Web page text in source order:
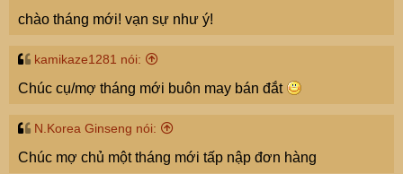
chào tháng mới! vạn sự như ý!
kamikaze1281 nói:
Chúc cụ/mợ tháng mới buôn may bán đắt
N.Korea Ginseng nói:
Chúc mợ chủ một tháng mới tấp nập đơn hàng